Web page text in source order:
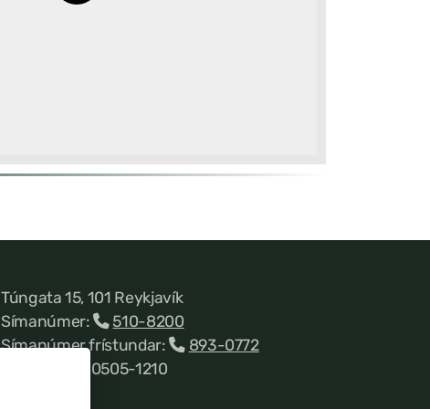
Túngata 15, 101 Reykjavík
Símanúmer:
510-8200
Símanúmer frístundar:
893-0772
Kennitala 660505-1210